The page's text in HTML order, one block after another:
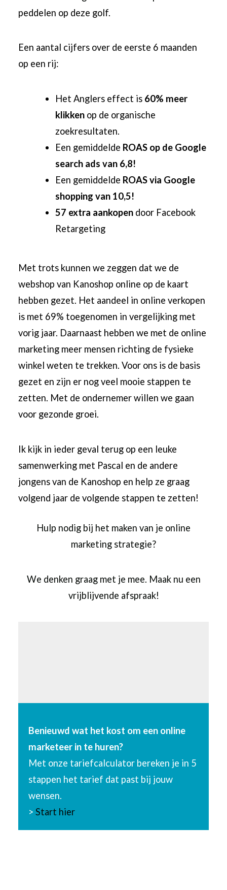
peddelen op deze golf.
Een aantal cijfers over de eerste 6 maanden
op een rij:
Het Anglers effect is 60% meer
klikken op de organische
zoekresultaten.
Een gemiddelde ROAS op de Google
search ads van 6,8!
Een gemiddelde ROAS via Google
shopping van 10,5!
57 extra aankopen door Facebook
Retargeting
Met trots kunnen we zeggen dat we de
webshop van Kanoshop online op de kaart
hebben gezet. Het aandeel in online verkopen
is met 69% toegenomen in vergelijking met
vorig jaar. Daarnaast hebben we met de online
marketing meer mensen richting de fysieke
winkel weten te trekken. Voor ons is de basis
gezet en zijn er nog veel mooie stappen te
zetten. Met de ondernemer willen we gaan
voor gezonde groei.
Ik kijk in ieder geval terug op een leuke
samenwerking met Pascal en de andere
jongens van de Kanoshop en help ze graag
volgend jaar de volgende stappen te zetten!
Hulp nodig bij het maken van je online
marketing strategie?
We denken graag met je mee. Maak nu een
vrijblijvende afspraak!
Benieuwd wat het kost om een online
marketeer in te huren?
Met onze tariefcalculator bereken je in 5
stappen het tarief dat past bij jouw
wensen.
>Start hier